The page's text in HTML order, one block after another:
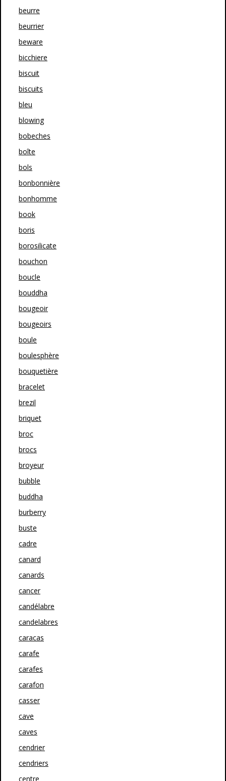
beurre
beurrier
beware
bicchiere
biscuit
biscuits
bleu
blowing
bobeches
boîte
bols
bonbonnière
bonhomme
book
boris
borosilicate
bouchon
boucle
bouddha
bougeoir
bougeoirs
boule
boulesphère
bouquetière
bracelet
brezil
briquet
broc
brocs
broyeur
bubble
buddha
burberry
buste
cadre
canard
canards
cancer
candélabre
candelabres
caracas
carafe
carafes
carafon
casser
cave
caves
cendrier
cendriers
centre